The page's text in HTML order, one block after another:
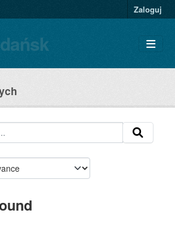
Zaloguj